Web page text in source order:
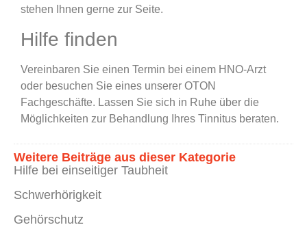
stehen Ihnen gerne zur Seite.
Hilfe finden
Vereinbaren Sie einen Termin bei einem HNO-Arzt
oder besuchen Sie eines unserer OTON
Fachgeschäfte. Lassen Sie sich in Ruhe über die
Möglichkeiten zur Behandlung Ihres Tinnitus beraten.
Weitere Beiträge aus dieser Kategorie
Hilfe bei einseitiger Taubheit
Schwerhörigkeit
Gehörschutz